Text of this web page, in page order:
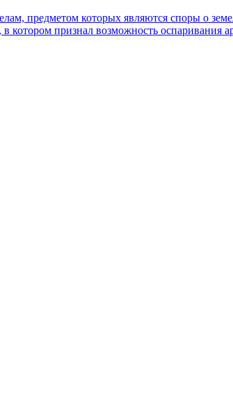
предметом которых являются споры о
признал возможность оспаривания